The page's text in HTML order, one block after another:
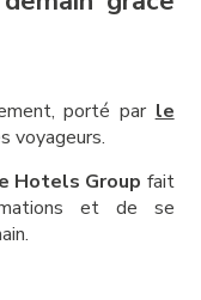
porté par le
voyageurs.
Hotels Group fait
et de se